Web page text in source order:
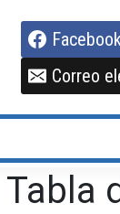
Facebook
Correo